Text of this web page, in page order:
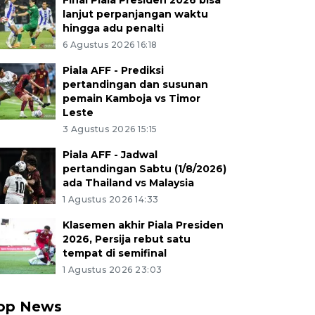
lanjut perpanjangan waktu
hingga adu penalti
6 Agustus 2026 16:18
Piala AFF - Prediksi
pertandingan dan susunan
pemain Kamboja vs Timor
Leste
3 Agustus 2026 15:15
Piala AFF - Jadwal
pertandingan Sabtu (1/8/2026)
ada Thailand vs Malaysia
1 Agustus 2026 14:33
Klasemen akhir Piala Presiden
2026, Persija rebut satu
tempat di semifinal
1 Agustus 2026 23:03
News